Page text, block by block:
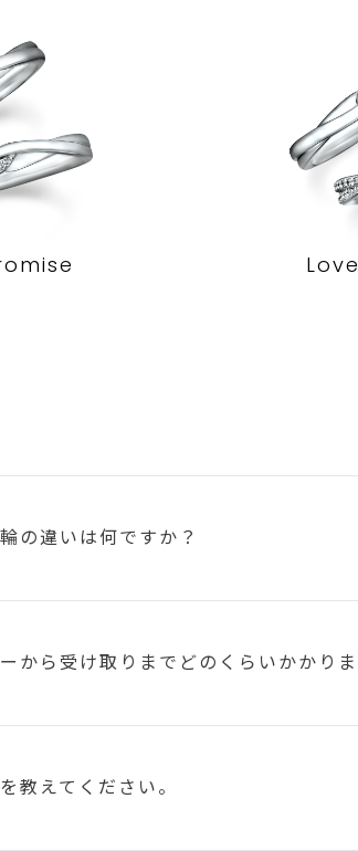
の違いは何ですか？
から受け取りまで どのくらいかかり
教えてください。